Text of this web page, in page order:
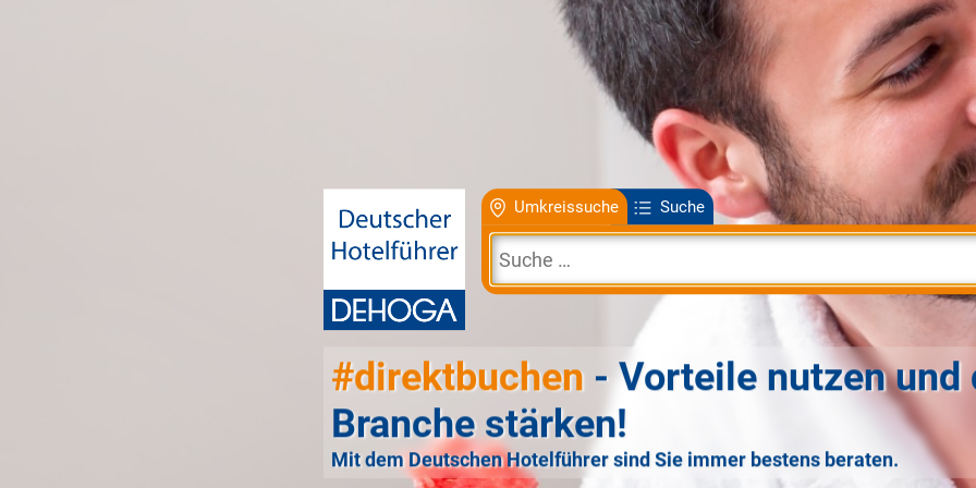
Umkreissuche Suche
#direktbuchen - Vorteile nutzen und
Branche stärken!
Mit dem Deutschen Hotelführer sind Sie immer bestens beraten.